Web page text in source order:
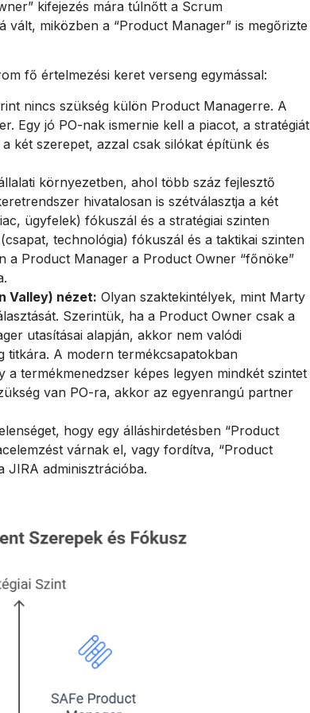
kifejezés mára túlnőtt a Scrum
miközben a “Product Manager” is megőrizte
fő értelmezési keret verseng egymással:
nincs szükség külön Product Managerre. A
Egy jó PO-nak ismernie kell a piacot, a stratégiát
két szerepet, azzal csak silókat építünk és
környezetben, ahol több száz fejlesztő
hivatalosan is szétválasztja a két
ügyfelek) fókuszál és a stratégiai szinten
technológia) fókuszál és a taktikai szinten
a Product Manager a Product Owner “főnöke”
Valley) nézet: Olyan szaktekintélyek, mint Marty
Szerintük, ha a Product Owner csak a
utasításai alapján, akkor nem valódi
titkára. A modern termékcsapatokban
a termékmenedzser képes legyen mindkét szintet
van PO-ra, akkor az egyenrangú partner
hogy egy álláshirdetésben “Product
várnak el, vagy fordítva, “Product
JIRA adminisztrációba.